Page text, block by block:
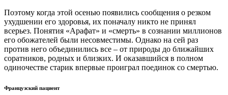
Поэтому когда этой осенью появились сообщения о резком
ухудшении его здоровья, их поначалу никто не принял
всерьез. Понятия «Арафат» и «смерть» в сознании миллионов
его обожателей были несовместимы. Однако на сей раз
против него объединились все – от природы до ближайших
соратников, родных и близких. И оказавшийся в полном
одиночестве старик впервые проиграл поединок со смертью.
Французский пациент